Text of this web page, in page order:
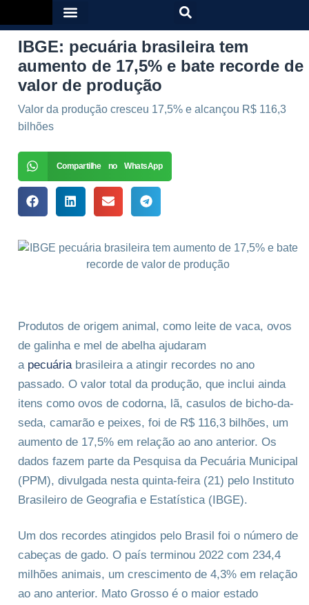
IBGE: pecuária brasileira tem
aumento de 17,5% e bate recorde de
valor de produção
Valor da produção cresceu 17,5% e alcançou R$ 116,3
bilhões
Compartilhe no WhatsApp
Produtos de origem animal, como leite de vaca, ovos
de galinha e mel de abelha ajudaram
a pecuária brasileira a atingir recordes no ano
passado. O valor total da produção, que inclui ainda
itens como ovos de codorna, lã, casulos de bicho-da-
seda, camarão e peixes, foi de R$ 116,3 bilhões, um
aumento de 17,5% em relação ao ano anterior. Os
dados fazem parte da Pesquisa da Pecuária Municipal
(PPM), divulgada nesta quinta-feira (21) pelo Instituto
Brasileiro de Geografia e Estatística (IBGE).
Um dos recordes atingidos pelo Brasil foi o número de
cabeças de gado. O país terminou 2022 com 234,4
milhões animais, um crescimento de 4,3% em relação
ao ano anterior. Mato Grosso é o maior estado